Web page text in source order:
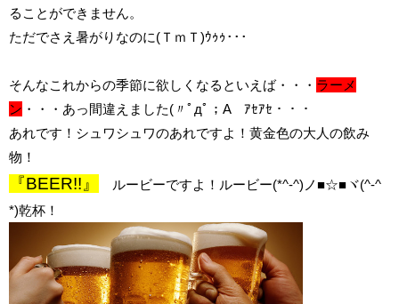
ることができません。
ただでさえ暑がりなのに(ＴｍＴ)ｳｩｩ･･･
そんなこれからの季節に欲しくなるといえば・・・ ラーメ
ン ・・・あっ間違えました(〃ﾟдﾟ；A ｱｾｱｾ・・・
あれです！シュワシュワのあれですよ！黄金色の大人の飲み
物！
『BEER!!』
ルービーですよ！ルービー(*^-^)ノ■☆■ヾ(^-^
*)乾杯！